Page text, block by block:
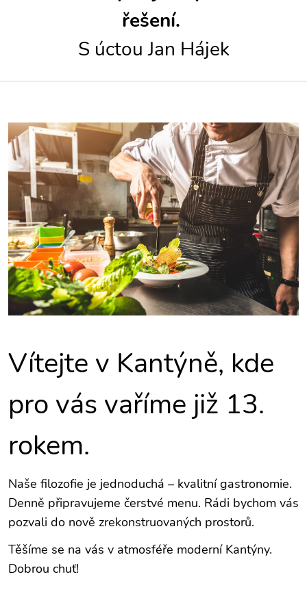
řešení.
S úctou Jan Hájek
Vítejte v Kantýně, kde
pro vás vaříme již 13.
rokem.
Naše filozofie je jednoduchá – kvalitní gastronomie.
Denně připravujeme čerstvé menu. Rádi bychom vás
pozvali do nově zrekonstruovaných prostorů.
Těšíme se na vás v atmosféře moderní Kantýny.
Dobrou chuť!